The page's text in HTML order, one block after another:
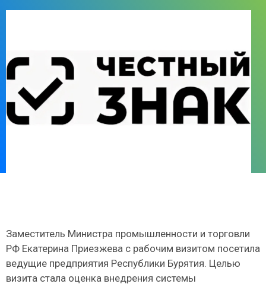
Заместитель Министра промышленности и торговли
РФ Екатерина Приезжева с рабочим визитом посетила
ведущие предприятия Республики Бурятия. Целью
визита стала оценка внедрения системы